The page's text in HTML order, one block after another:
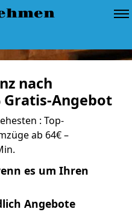
nach
Gratis-Angebot
: Top-
ab 64€ –
es um Ihren
Angebote